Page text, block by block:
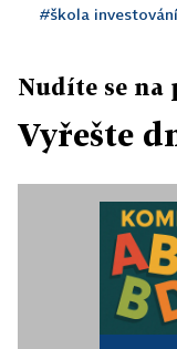
#škola investování
Nudíte se na
Vyřešte